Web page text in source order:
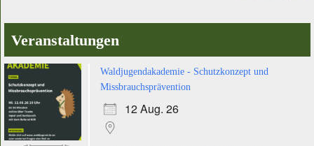
Veranstaltungen
Waldjugendakademie - Schutzkonzept und
Missbrauchsprävention
12 Aug. 26